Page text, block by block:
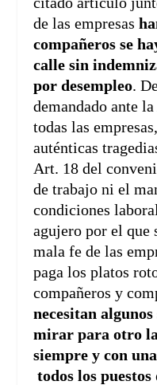
de las empresas
compañeros se
calle sin
por desempleo.
demandado ante
todas las
auténticas
Art. 18 del
de trabajo ni el
condiciones
agujero por el que
mala fe de las
paga los platos
compañeros y
necesitan
mirar para otro
siempre y con
todos los